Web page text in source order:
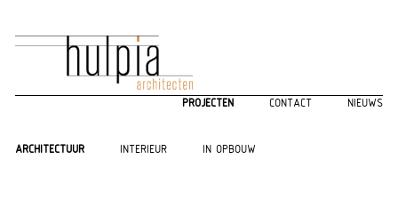
PROJECTEN CONTACT NIEUWS
ARCHITECTUUR INTERIEUR IN OPBOUW